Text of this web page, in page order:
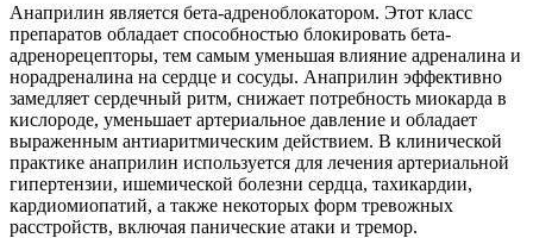
Анаприлин является бета-адреноблокатором. Этот класс
препаратов обладает способностью блокировать бета-
адренорецепторы, тем самым уменьшая влияние адреналина и
норадреналина на сердце и сосуды. Анаприлин эффективно
замедляет сердечный ритм, снижает потребность миокарда в
кислороде, уменьшает артериальное давление и обладает
выраженным антиаритмическим действием. В клинической
практике анаприлин используется для лечения артериальной
гипертензии, ишемической болезни сердца, тахикардии,
кардиомиопатий, а также некоторых форм тревожных
расстройств, включая панические атаки и тремор.